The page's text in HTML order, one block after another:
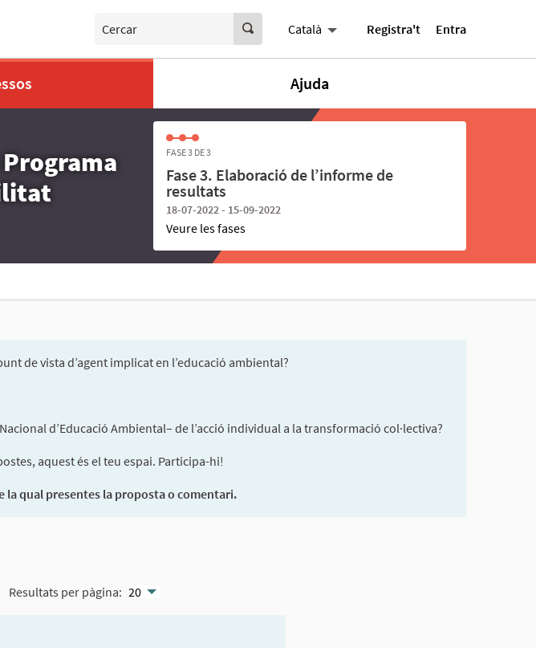
Cercar Català Registra't Entra
Ajuda
FASE 3 DE 3
Fase 3. Elaboració de l’informe de
resultats
18-07-2022 - 15-09-2022
Veure les fases
de vista d’agent implicat en l’educació ambiental?
d’Educació Ambiental– de l’acció individual a la transformació col·lectiva?
aquest és el teu espai. Participa-hi!
la qual presentes la proposta o comentari.
Resultats per pàgina: 20